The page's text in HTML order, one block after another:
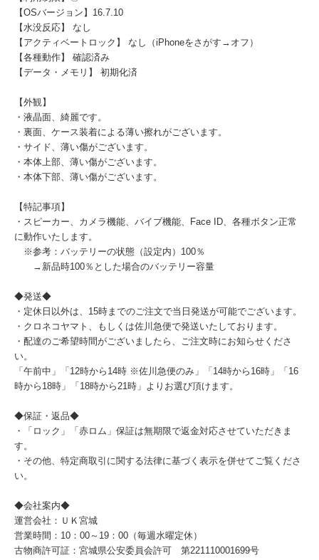
【OSバージョン】16.7.10
【水没反応】 なし
【アクティベートロック】 なし（iPhoneをさがす→オフ）
【各種動作】 確認済み
【データ・メモリ】 初期化済
【外観】
・液晶面、綺麗です。
・裏面、ケース装着による薄い擦れがございます。
・サイド、薄い傷がございます。
・本体上部、薄い傷がございます。
・本体下部、薄い傷がございます。
【特記事項】
・スピーカー、カメラ機能、バイブ機能、Face ID、各種ボタン正常
に動作いたします。
※参考：バッテリーの状態（設定内）100％
→新品時100％とした場合のバッテリー容量
◆発送◆
・定休日以外は、15時までのご注文で当日発送が可能でございます。
・クロネコヤマト、もしくは佐川急便で発送いたしております。
・配達のご希望時間がございましたら、ご注文時にお知らせくださ
い。
「午前中」「12時から14時 ※佐川急便のみ」「14時から16時」「16
時から18時」「18時から21時」よりお選び頂けます。
◆保証・返品◆
・「ロック」「赤ロム」保証は無期限で返金対応させていただきま
す。
・その他、特定商取引に関する法律に基づく表示を併せてご覧くださ
い。
◆会社案内◆
運営会社：ＵＫ宮城
営業時間：10：00～19：00（毎週水曜定休）
古物商許可証：宮城県公安委員会許可 第221110001699号